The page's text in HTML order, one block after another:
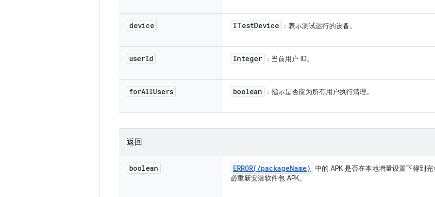
device ITestDevice ：表示测试运行的设备。
userId Integer ：当前用户 ID。
forAllUsers boolean ：指示是否应为所有用户执行清理。
返回
boolean ERROR( /packageName)
中的 APK 是否在本地增量设置下得到
必重新安装软件包 APK。